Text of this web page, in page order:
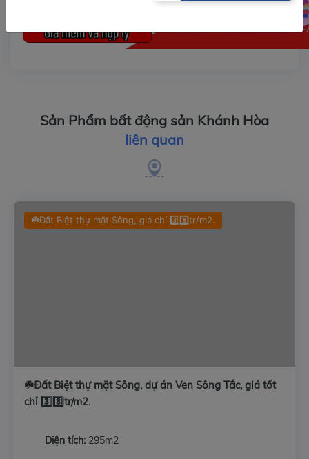
Sản Phẩm bất động sản Khánh Hòa
liên quan
☘️Đất Biệt thự mặt Sông, giá chỉ 3️⃣8️⃣tr/m2.
☘️Đất Biệt thự mặt Sông, dự án Ven Sông Tắc, giá tốt
chỉ 3️⃣8️⃣tr/m2.
Diện tích: 295m2